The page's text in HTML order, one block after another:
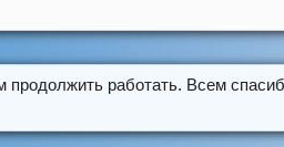
работать. Всем